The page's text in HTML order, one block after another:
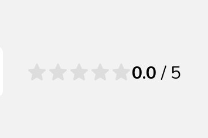
0.0/ 5